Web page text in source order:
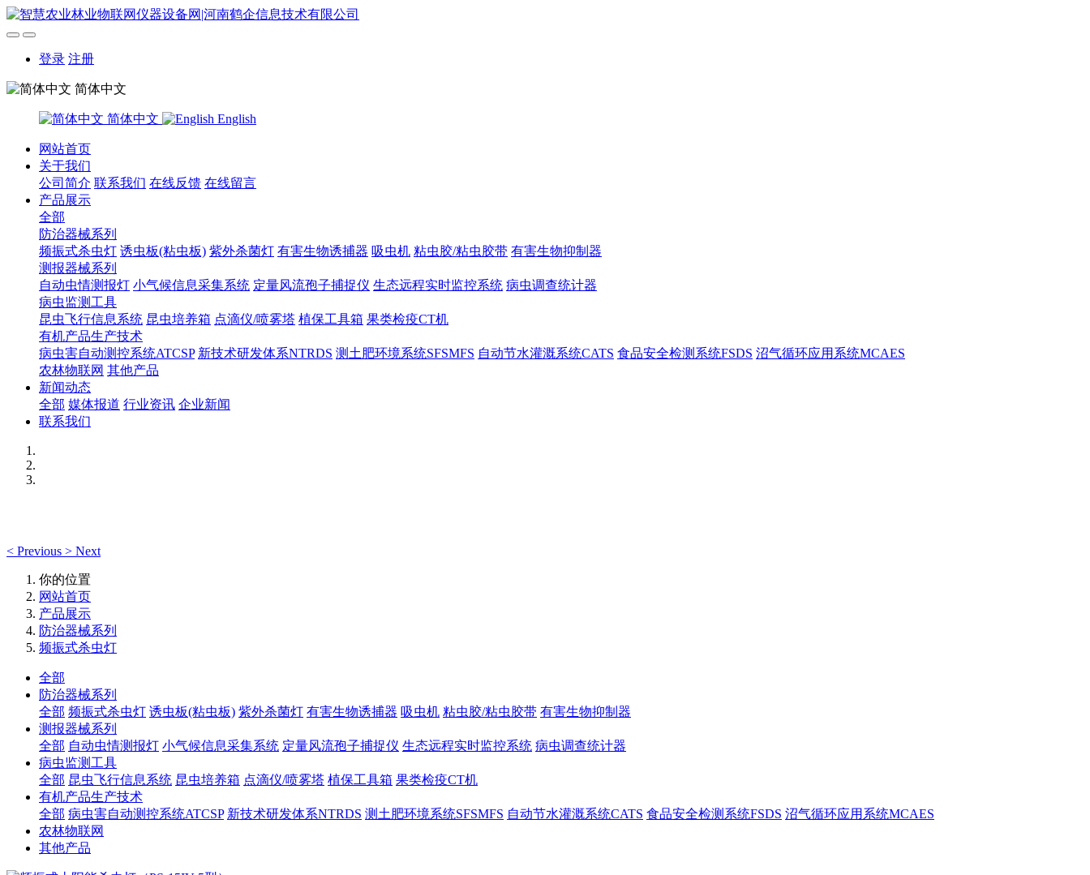
登录 注册
简体中文
简体中文 English
网站首页
关于我们
公司简介 联系我们 在线反馈 在线留言
产品展示
全部
防治器械系列
频振式杀虫灯 诱虫板(粘虫板) 紫外杀菌灯 有害生物诱捕器 吸虫机 粘虫胶/粘虫胶带 有害生物抑制器
测报器械系列
自动虫情测报灯 小气候信息采集系统 定量风流孢子捕捉仪 生态远程实时监控系统 病虫调查统计器
病虫监测工具
昆虫飞行信息系统 昆虫培养箱 点滴仪/喷雾塔 植保工具箱 果类检疫CT机
有机产品生产技术
病虫害自动测控系统ATCSP 新技术研发体系NTRDS 测土肥环境系统SFSMFS 自动节水灌溉系统CATS 食品安全检测系统FSDS 沼气循环应用系统MCAES
农林物联网 其他产品
新闻动态
全部 媒体报道 行业资讯 企业新闻
联系我们
< Previous > Next
你的位置
网站首页
产品展示
防治器械系列
频振式杀虫灯
全部
防治器械系列
全部 频振式杀虫灯 诱虫板(粘虫板) 紫外杀菌灯 有害生物诱捕器 吸虫机 粘虫胶/粘虫胶带 有害生物抑制器
测报器械系列
全部 自动虫情测报灯 小气候信息采集系统 定量风流孢子捕捉仪 生态远程实时监控系统 病虫调查统计器
病虫监测工具
全部 昆虫飞行信息系统 昆虫培养箱 点滴仪/喷雾塔 植保工具箱 果类检疫CT机
有机产品生产技术
全部 病虫害自动测控系统ATCSP 新技术研发体系NTRDS 测土肥环境系统SFSMFS 自动节水灌溉系统CATS 食品安全检测系统FSDS 沼气循环应用系统MCAES
农林物联网
其他产品